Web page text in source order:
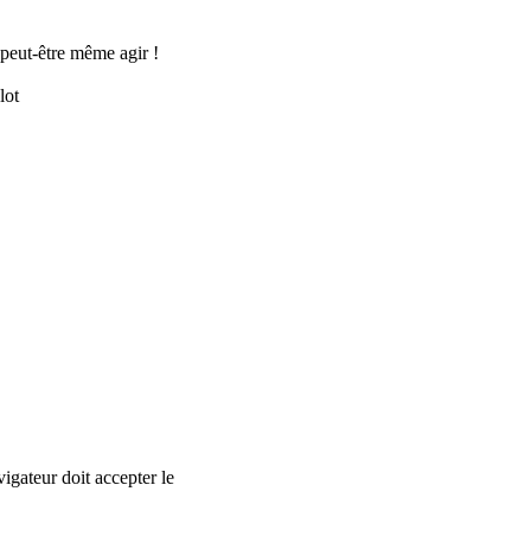
être même agir !
doit accepter le